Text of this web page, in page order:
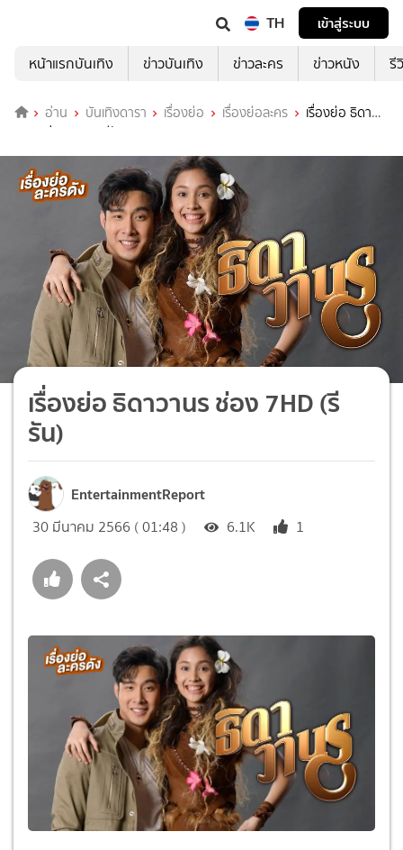
TH
เข้าสู่ระบบ
หน้าแรกบันเทิง
ข่าวบันเทิง ข่าวละคร ข่าวหนัง รี
อ่าน บันเทิงดารา เรื่องย่อ เรื่องย่อละคร
เรื่องย่อ ธิดา
วานร ช่อง 7HD (รีรัน)
เรื่องย่อ ธิดาวานร ช่อง 7HD (รี
รัน)
EntertainmentReport
30 มีนาคม 2566 ( 01:48 ) 6.1K 1